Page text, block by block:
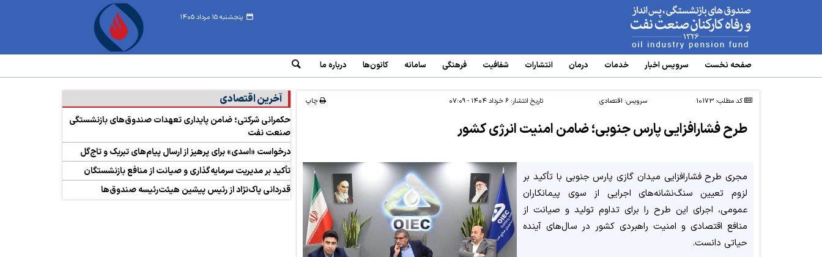
پنجشنبه ۱۵ مرداد ۱۴۰۵ www.oipf.ir
صفحه نخست سرویس‌ اخبار خدمات درمان انتشارات شفافیت فرهنگی سامانه‌ کانون‌ها درباره ما
کد مطلب: 10173 سرویس: اقتصادی تاریخ انتشار: ۶ خرداد ۱۴۰۴ - ۰۷:۰۹ چاپ
طرح فشارافزایی پارس جنوبی؛ ضامن امنیت انرژی کشور
مجری طرح فشارافزایی میدان گازی پارس جنوبی با تأکید بر
لزوم تعیین سنگ‌نشانه‌های اجرایی از سوی پیمانکاران
عمومی، اجرای این طرح را برای تداوم تولید و صیانت از
منافع اقتصادی و امنیت راهبردی کشور در سال‌های آینده
حیاتی دانست.
آخرین اقتصادی
حکمرانی شرکتی؛ ضامن پایداری تعهدات صندوق‌های بازنشستگی
صنعت نفت
درخواست «اسدی» برای پرهیز از ارسال پیام‌های تبریک و تاج‌گل
تأکید بر مدیریت سرمایه‌گذاری و صیانت از منافع بازنشستگان
قدردانی پاک‌نژاد از رئیس پیشین هیئت‌رئیسه صندوق‌ها